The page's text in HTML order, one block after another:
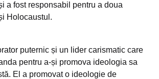
a fost responsabil pentru a doua
Holocaustul.
puternic și un lider carismatic care
pentru a-și promova ideologia sa
El a promovat o ideologie de